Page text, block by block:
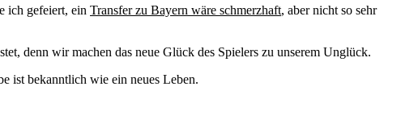
ich gefeiert, ein Transfer zu Bayern wäre schmerzhaft, aber nicht so sehr
denn wir machen das neue Glück des Spielers zu unserem Unglück.
ist bekanntlich wie ein neues Leben.